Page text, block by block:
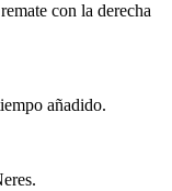
con la derecha
añadido.